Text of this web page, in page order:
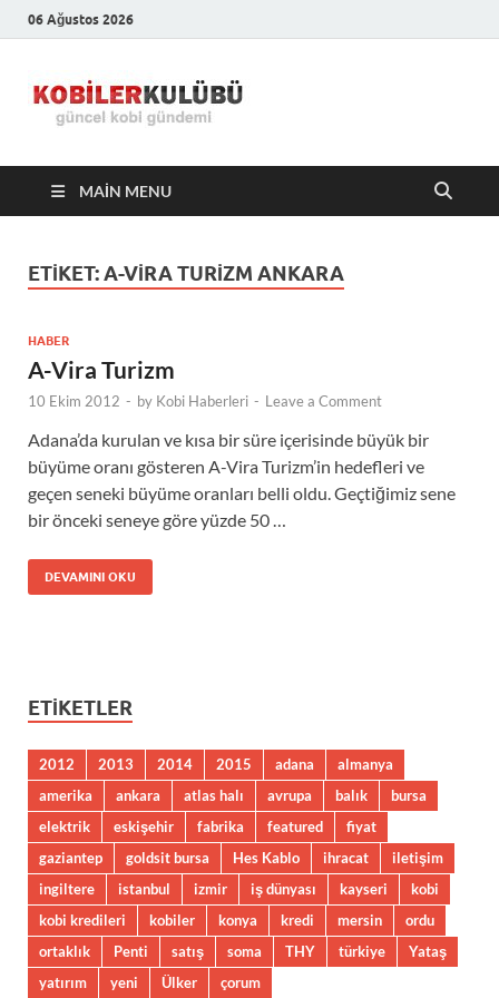
06 Ağustos 2026
Kulübü –
En Güncel
Kobi
MAIN MENU
ETIKET:A-VIRA TURIZM ANKARA
HABER
A-Vira Turizm
10 Ekim 2012 - by Kobi Haberleri - Leave a Comment
Adana’da kurulan ve kısa bir süre içerisinde büyük bir
büyüme oranı gösteren A-Vira Turizm’in hedefleri ve
geçen seneki büyüme oranları belli oldu. Geçtiğimiz sene
bir önceki seneye göre yüzde 50 …
DEVAMINI OKU
ETIKETLER
2012 2013 2014 2015 adana
almanya
amerika
ankara atlas halı avrupa balık
bursa
elektrik
eskişehir fabrika featured
fiyat
gaziantep
goldsit bursa Hes Kablo ihracat
iletişim
ingiltere
istanbul izmir iş dünyası kayseri
kobi
kobi kredileri
kobiler konya kredi mersin
ordu
ortaklık
Penti satış soma THY türkiye
Yataş
yatırım
yeni Ülker çorum